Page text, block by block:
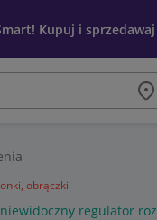
Kupuj i sprzedawaj
Miasto
obrączki
regulator